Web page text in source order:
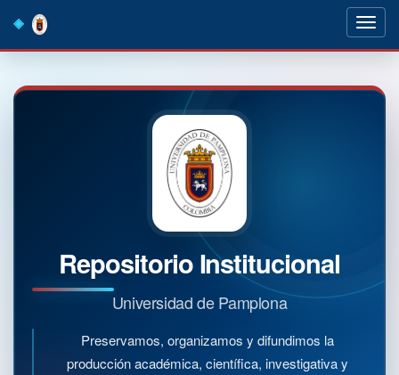
navigation
Repositorio Institucional
Universidad de Pamplona
Preservamos, organizamos y difundimos la
producción académica, científica, investigativa y